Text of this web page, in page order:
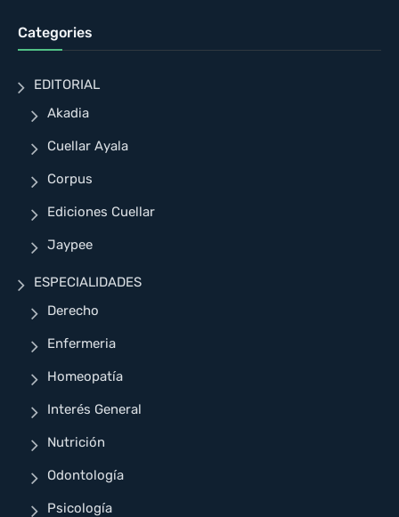
Categories
EDITORIAL
Akadia
Cuellar Ayala
Corpus
Ediciones Cuellar
Jaypee
ESPECIALIDADES
Derecho
Enfermeria
Homeopatía
Interés General
Nutrición
Odontología
Psicología